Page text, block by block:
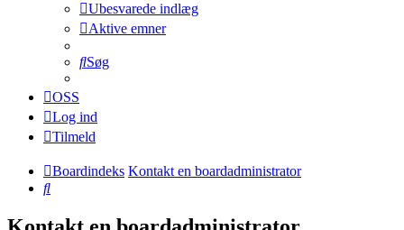
Ubesvarede indlæg
Aktive emner
Søg
OSS
Log ind
Tilmeld
Boardindeks Kontakt en boardadministrator
Søg